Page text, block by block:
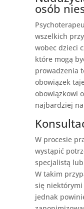
osób
wszelkich
wobec dzieci
które mogą
prowadzenia
obowiązek
obowiązkowi
najbardziej
W procesie
wystąpić
specjalistą
W takim
się
jednak